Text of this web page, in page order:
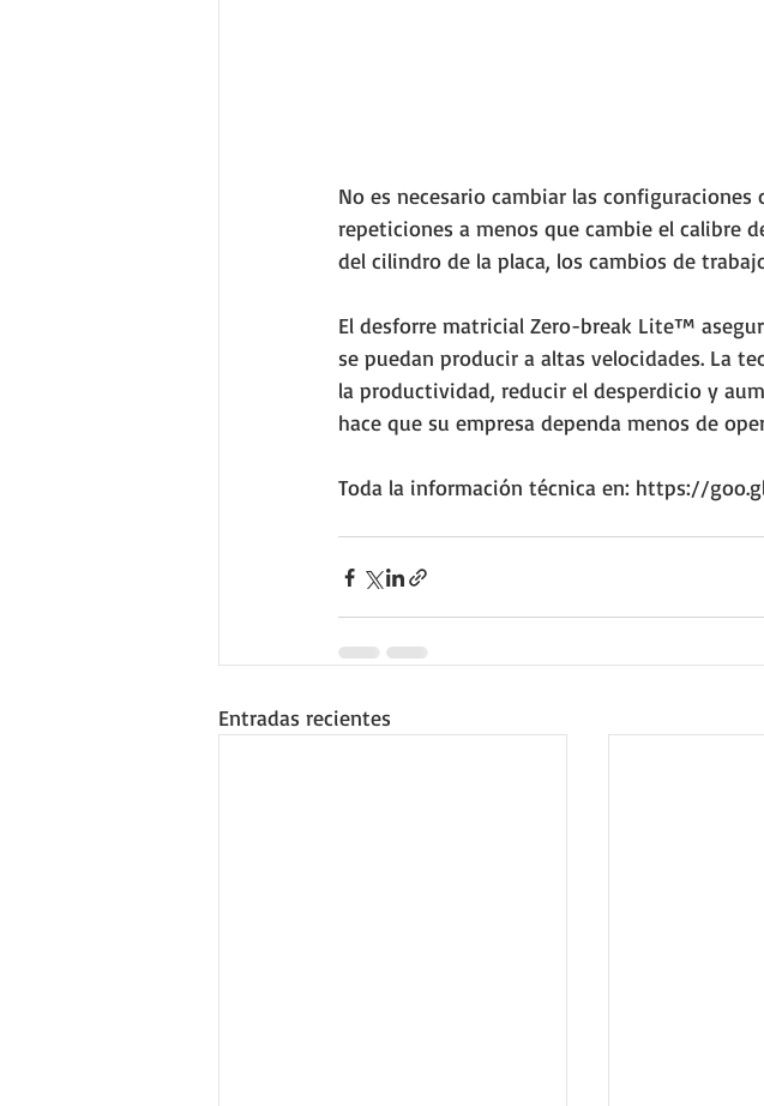
No es necesario cambiar las
repeticiones a menos que cambie el calibre
del cilindro de la placa, los cambios de
El desforre matricial Zero-break Lite™
se puedan producir a altas velocidades. La
la productividad, reducir el desperdicio y
hace que su empresa dependa menos de
Toda la información técnica en: https://
Entradas recientes